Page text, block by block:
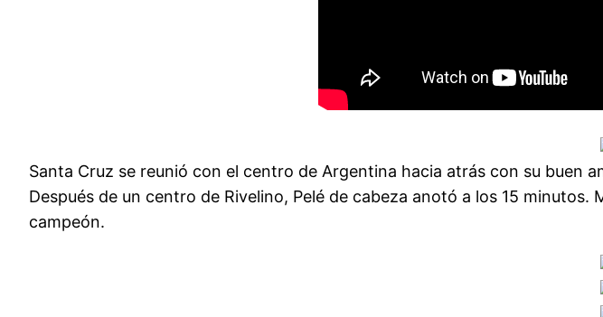
Santa Cruz se reunió con el centro de Argentina hacia atrás con su buen
Después de un centro de Rivelino, Pelé de cabeza anotó a los 15
campeón.